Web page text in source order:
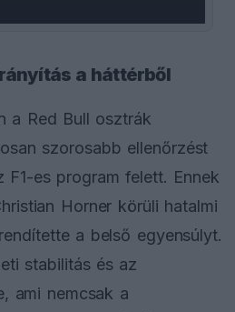
a háttérből
a Red Bull osztrák
szorosabb ellenőrzést
es program felett. Ennek
Horner körüli hatalmi
a belső egyensúlyt.
stabilitás és az
ami nemcsak a